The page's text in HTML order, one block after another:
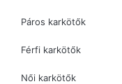
Páros karkötők
Férfi karkötők
Női karkötők